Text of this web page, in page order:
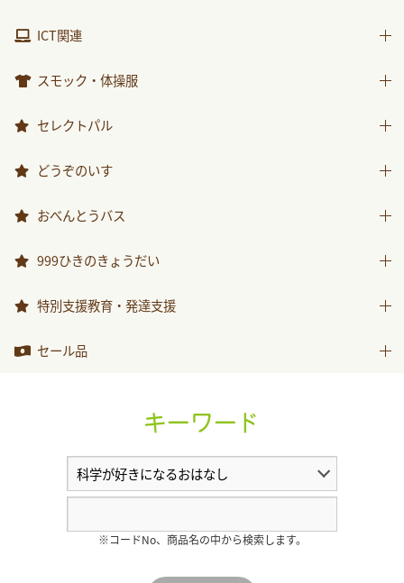
視聴覚用品
ICT関連
ICT関連
スモック・体操服
スモック
セレクトパル
先生用ウェア
どうぞのいす
どうぞのいす
おべんとうバス
おべんとうバス
999ひきのきょうだい
999ひきのきょうだい
特別支援教育・発達支援
特別支援教育・発達支援
セール品
キーワード
※コードNo、商品名の中から検索します。